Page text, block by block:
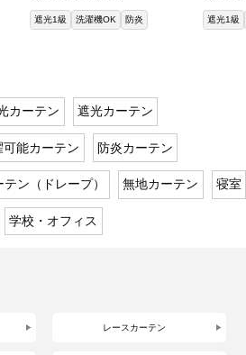
遮光1級 洗濯機OK 防炎 遮光1級
カーテン 遮光カーテン
可能カーテン 防炎カーテン
ン（ドレープ） 無地カーテン 寝室
学校・オフィス
レースカーテン